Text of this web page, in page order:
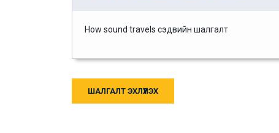
How sound travels сэдвийн шалгалт
ШАЛГАЛТ ЭХЛҮҮЛЭХ